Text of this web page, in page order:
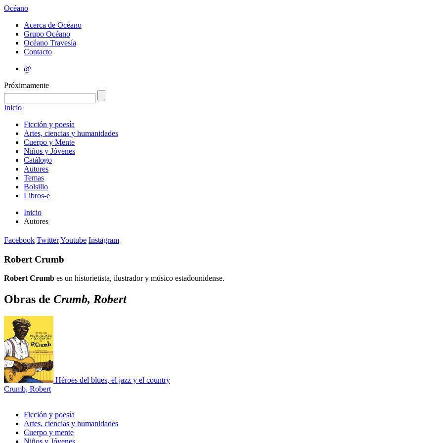
Océano
Acerca de Océano
Grupo Océano
Océano Travesía
Contacto
@
Próximamente
Inicio
Ficción y poesía
Artes, ciencias y humanidades
Cuerpo y Mente
Niños y Jóvenes
Catálogo
Autores
Temas
Bolsillo
Libros-e
Inicio
Autores
Facebook TwitterYoutube Instagram
Robert Crumb
Robert Crumb es un historietista, ilustrador y músico estadounidense.
Obras de Crumb, Robert
Héroes del blues, el jazz y el country
Crumb, Robert
Ficción y poesía
Artes, ciencias y humanidades
Cuerpo y mente